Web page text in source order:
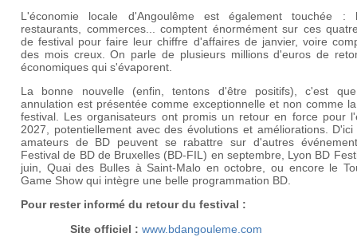
L'économie locale d'Angoulême est également touchée :
restaurants, commerces... comptent énormément sur ces
de festival pour faire leur chiffre d'affaires de janvier, voire
des mois creux. On parle de plusieurs millions d'euros de
économiques qui s'évaporent.
La bonne nouvelle (enfin, tentons d'être positifs), c'est
annulation est présentée comme exceptionnelle et non comme
festival. Les organisateurs ont promis un retour en force pour
2027, potentiellement avec des évolutions et améliorations.
amateurs de BD peuvent se rabattre sur d'autres
Festival de BD de Bruxelles (BD-FIL) en septembre, Lyon BD
juin, Quai des Bulles à Saint-Malo en octobre, ou encore le
Game Show qui intègre une belle programmation BD.
Pour rester informé du retour du festival :
Site officiel : www.bdangouleme.com